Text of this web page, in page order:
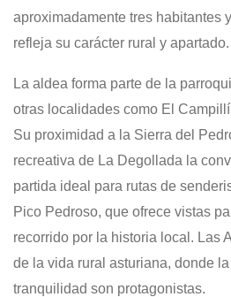
aproximadamente tres habitantes
refleja su carácter rural y apartado.
La aldea forma parte de la
otras localidades como El
Su proximidad a la Sierra del
recreativa de La Degollada la
partida ideal para rutas de
Pico Pedroso, que ofrece vistas
recorrido por la historia local. Las
de la vida rural asturiana, donde
tranquilidad son protagonistas.